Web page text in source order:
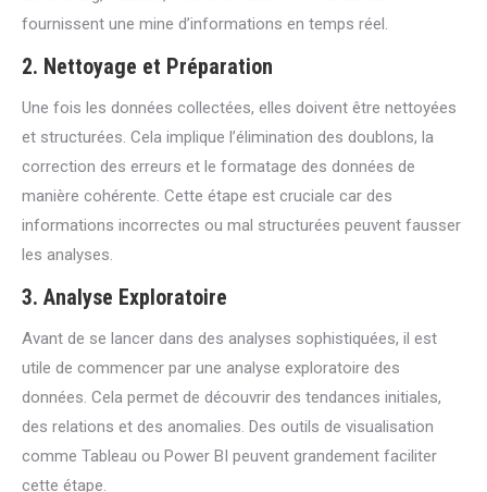
fournissent une mine d’informations en temps réel.
2. Nettoyage et Préparation
Une fois les données collectées, elles doivent être nettoyées
et structurées. Cela implique l’élimination des doublons, la
correction des erreurs et le formatage des données de
manière cohérente. Cette étape est cruciale car des
informations incorrectes ou mal structurées peuvent fausser
les analyses.
3. Analyse Exploratoire
Avant de se lancer dans des analyses sophistiquées, il est
utile de commencer par une analyse exploratoire des
données. Cela permet de découvrir des tendances initiales,
des relations et des anomalies. Des outils de visualisation
comme Tableau ou Power BI peuvent grandement faciliter
cette étape.